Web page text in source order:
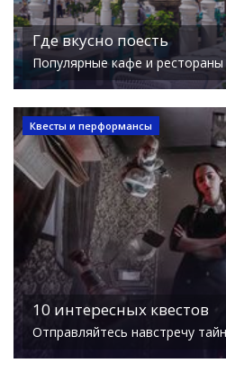
Где вкусно поесть
Популярные кафе и
Квесты и перформансы
10 интересных квестов
Отправляйтесь навстречу